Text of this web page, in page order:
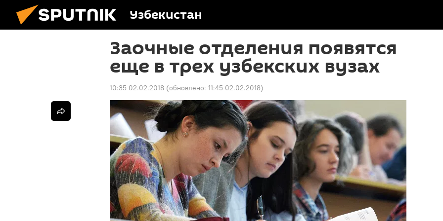
Узбекистан
Заочные отделения появятся
еще в трех узбекских вузах
10:35 02.02.2018 (обновлено: 11:45 02.02.2018)